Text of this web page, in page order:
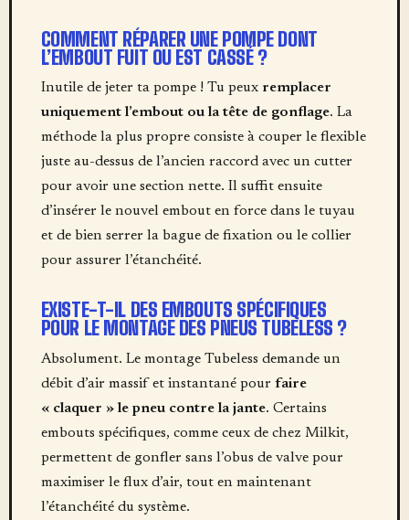
COMMENT RÉPARER UNE POMPE DONT
L’EMBOUT FUIT OU EST CASSÉ ?
Inutile de jeter ta pompe ! Tu peux remplacer
uniquement l’embout ou la tête de gonflage. La
méthode la plus propre consiste à couper le flexible
juste au-dessus de l’ancien raccord avec un cutter
pour avoir une section nette. Il suffit ensuite
d’insérer le nouvel embout en force dans le tuyau
et de bien serrer la bague de fixation ou le collier
pour assurer l’étanchéité.
EXISTE-T-IL DES EMBOUTS SPÉCIFIQUES
POUR LE MONTAGE DES PNEUS TUBELESS ?
Absolument. Le montage Tubeless demande un
débit d’air massif et instantané pour faire
« claquer » le pneu contre la jante. Certains
embouts spécifiques, comme ceux de chez Milkit,
permettent de gonfler sans l’obus de valve pour
maximiser le flux d’air, tout en maintenant
l’étanchéité du système.